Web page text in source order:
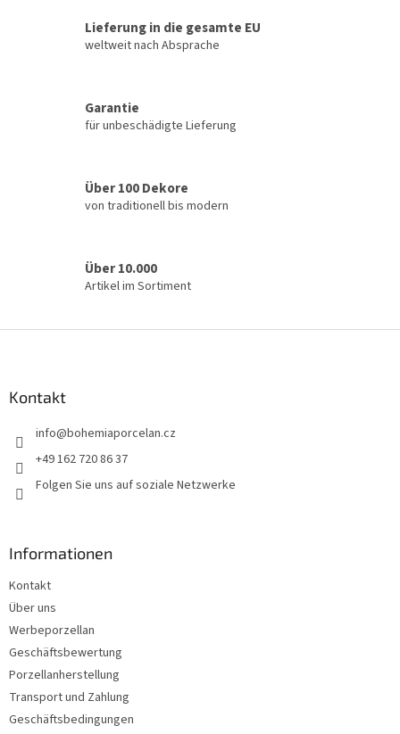
e
l
t
r
L
u
n
g
Lieferung in die gesamte EU
weltweit nach Absprache
Garantie
für unbeschädigte Lieferung
Über 100 Dekore
von traditionell bis modern
Über 10.000
Artikel im Sortiment
Kontakt
info@bohemiaporcelan.cz
+49 162 720 86 37
Folgen Sie uns auf soziale Netzwerke
Informationen
Kontakt
Über uns
Werbeporzellan
Geschäftsbewertung
Porzellanherstellung
Transport und Zahlung
Geschäftsbedingungen